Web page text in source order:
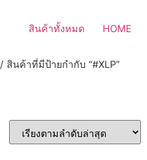
สินค้าทั้งหมด HOME
/ สินค้าที่มีป้ายกำกับ “#XLP”